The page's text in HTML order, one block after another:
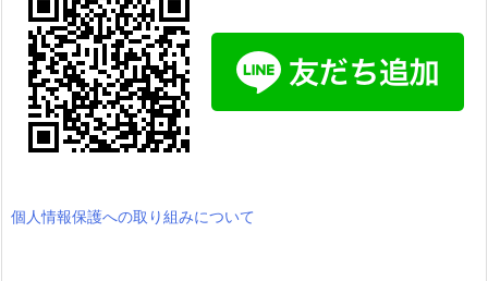
個人情報保護への取り組みについて